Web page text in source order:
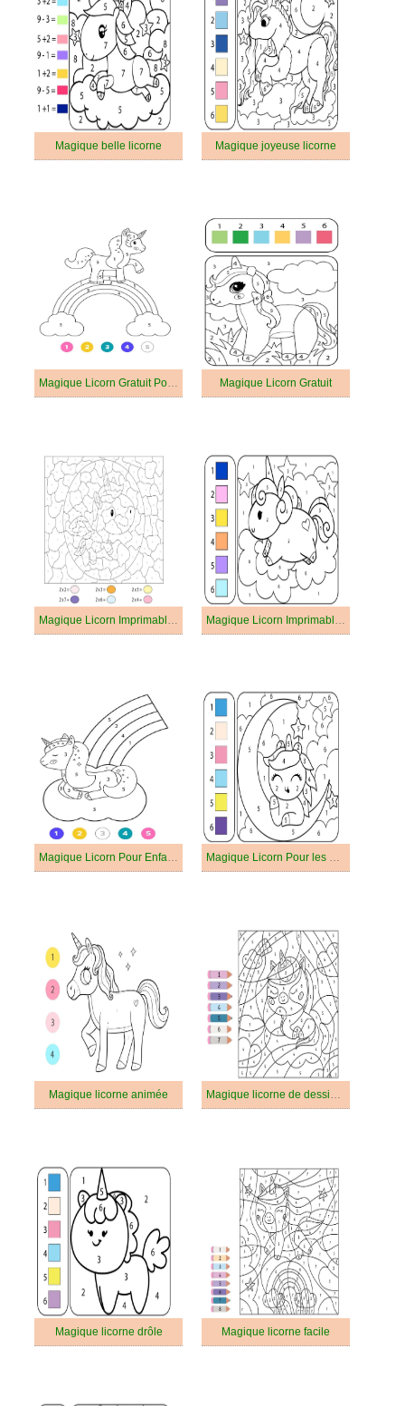
Magique belle licorne Magique joyeuse licorne
Magique Licorn Gratuit Pour les Enfants Magique Licorn Gratuit
Magique Licorn Imprimable Gratuit Magique Licorn Imprimable Pour les Enfants
Magique Licorn Pour Enfants Magique Licorn Pour les Enfants
Magique licorne animée Magique licorne de dessin animé
Magique licorne drôle Magique licorne facile